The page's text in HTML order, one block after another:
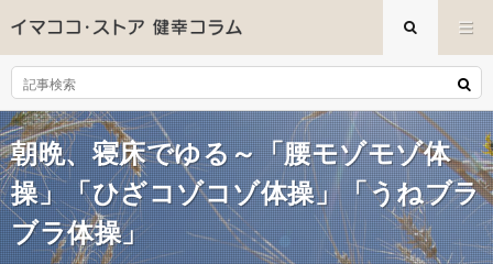
朝晩、寝床でゆる～「腰モゾモゾ体
操」「ひざコゾコゾ体操」「うねブラ
ブラ体操」